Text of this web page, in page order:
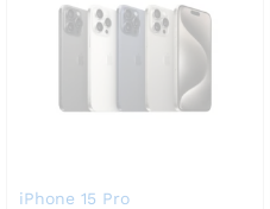
iPhone 15 Pro